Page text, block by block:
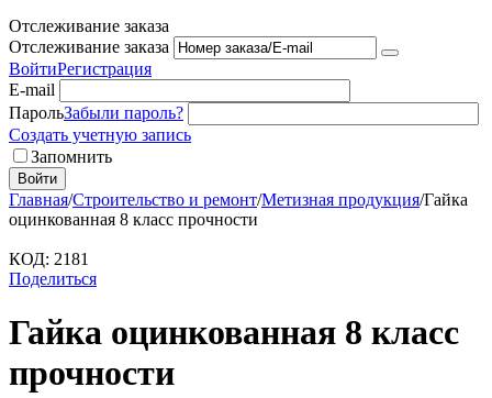
Отслеживание заказа
Отслеживание заказа
ВойтиРегистрация
E-mail
ПарольЗабыли пароль?
Создать учетную запись
Запомнить
Войти
Главная/Строительство и ремонт/Метизная продукция/Гайка
оцинкованная 8 класс прочности
КОД: 2181
Поделиться
Гайка оцинкованная 8 класс
прочности